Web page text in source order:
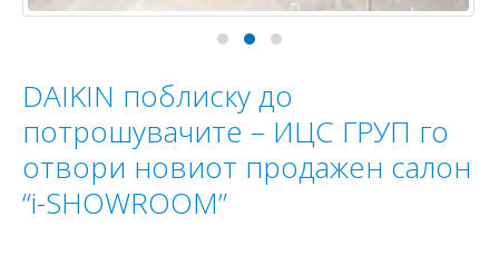
DAIKIN поблиску до
потрошувачите – ИЦС ГРУП го
отвори новиот продажен салон
“i-SHOWROOM”